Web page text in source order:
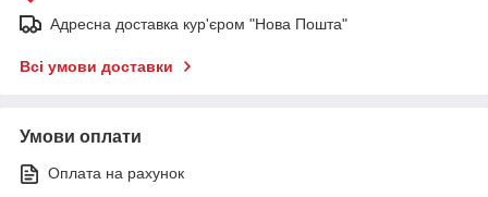
Адресна доставка кур'єром "Нова Пошта"
Всі умови доставки
Умови оплати
Оплата на рахунок